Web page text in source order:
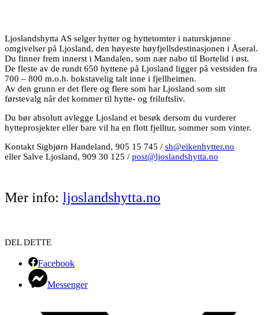
Ljoslandshytta AS selger hytter og hyttetomter i naturskjønne
omgivelser på Ljosland, den høyeste høyfjellsdestinasjonen i Åseral.
Du finner frem innerst i Mandalen, som nær nabo til Bortelid i øst.
De fleste av de rundt 650 hyttene på Ljosland ligger på vestsiden fra
700 – 800 m.o.h. bokstavelig talt inne i fjellheimen.
Av den grunn er det flere og flere som har Ljosland som sitt
førstevalg når det kommer til hytte- og friluftsliv.
Du bør absolutt avlegge Ljosland et besøk dersom du vurderer
hytteprosjekter eller bare vil ha en flott fjelltur, sommer som vinter.
Kontakt Sigbjørn Handeland, 905 15 745 / sh@eikenhytter.no
eller Salve Ljosland, 909 30 125 / post@ljoslandshytta.no
Mer info: ljoslandshytta.no
DEL DETTE
Facebook
Messenger